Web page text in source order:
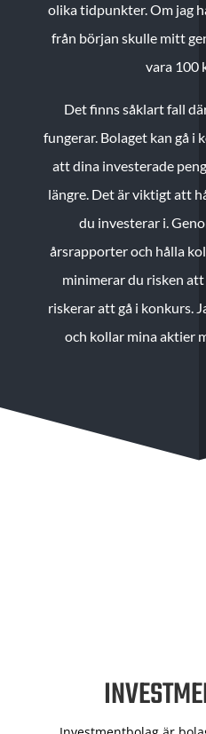
olika tidpunkter. Om jag
från början skulle mitt
vara 100
Det finns såklart fall
fungerar. Bolaget kan gå i
att dina investerade
längre. Det är viktigt att
du investerar i.
årsrapporter och hålla
minimerar du risken
riskerar att gå i konkurs.
och kollar mina aktier